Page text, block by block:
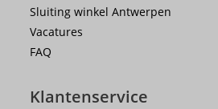
Sluiting winkel Antwerpen
Vacatures
FAQ
Klantenservice